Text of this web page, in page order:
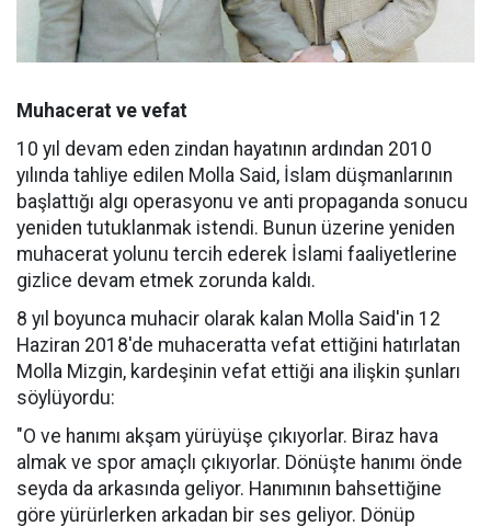
Muhacerat ve vefat
10 yıl devam eden zindan hayatının ardından 2010
yılında tahliye edilen Molla Said, İslam düşmanlarının
başlattığı algı operasyonu ve anti propaganda sonucu
yeniden tutuklanmak istendi. Bunun üzerine yeniden
muhacerat yolunu tercih ederek İslami faaliyetlerine
gizlice devam etmek zorunda kaldı.
8 yıl boyunca muhacir olarak kalan Molla Said'in 12
Haziran 2018'de muhaceratta vefat ettiğini hatırlatan
Molla Mizgin, kardeşinin vefat ettiği ana ilişkin şunları
söylüyordu:
"O ve hanımı akşam yürüyüşe çıkıyorlar. Biraz hava
almak ve spor amaçlı çıkıyorlar. Dönüşte hanımı önde
seyda da arkasında geliyor. Hanımının bahsettiğine
göre yürürlerken arkadan bir ses geliyor. Dönüp